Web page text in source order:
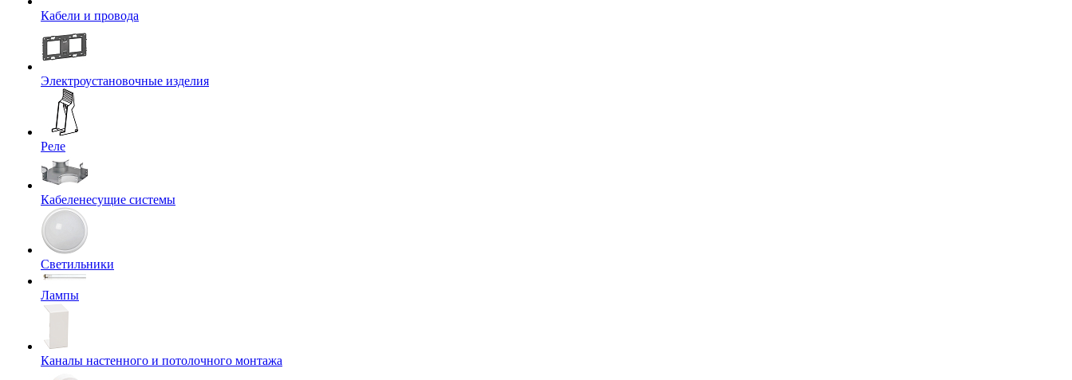
Кабели и провода
Электроустановочные изделия
Реле
Кабеленесущие системы
Светильники
Лампы
Каналы настенного и потолочного монтажа